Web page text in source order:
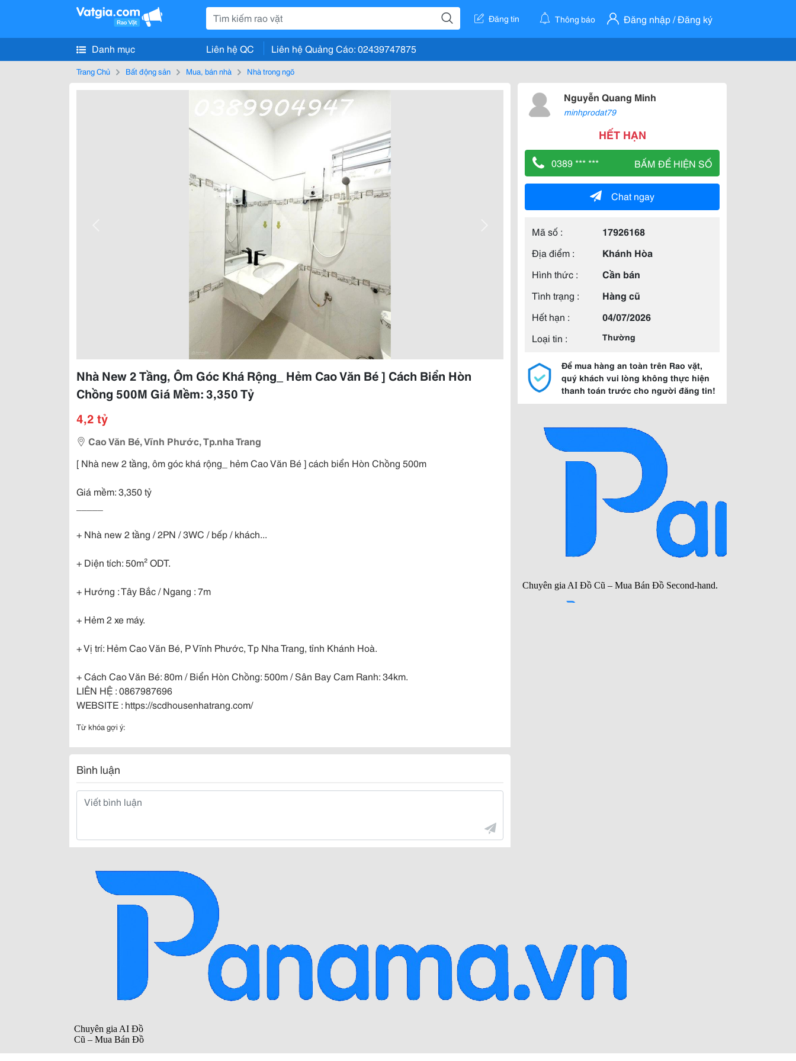
Đăng tin Thông báo Đăng nhập / Đăng ký
Danh mục Liên hệ QC Liên hệ Quảng Cáo: 02439747875
Trang Chủ Bất động sản Mua, bán nhà Nhà trong ngõ
Nhà New 2 Tầng, Ôm Góc Khá Rộng_ Hẻm Cao Văn Bé ] Cách Biển Hòn
Chồng 500M Giá Mềm: 3,350 Tỷ
4,2 tỷ
Cao Văn Bé, Vĩnh Phước, Tp.nha Trang
[ Nhà new 2 tầng, ôm góc khá rộng_ hẻm Cao Văn Bé ] cách biển Hòn Chồng 500m
Giá mềm: 3,350 tỷ
+ Nhà new 2 tầng / 2PN / 3WC / bếp / khách...
+ Diện tích: 50m² ODT.
+ Hướng : Tây Bắc / Ngang : 7m
+ Hẻm 2 xe máy.
+ Vị trí: Hẻm Cao Văn Bé, P Vĩnh Phước, Tp Nha Trang, tỉnh Khánh Hoà.
+ Cách Cao Văn Bé: 80m / Biển Hòn Chồng: 500m / Sân Bay Cam Ranh: 34km.
LIÊN HỆ : 0867987696
WEBSITE : https://scdhousenhatrang.com/
Từ khóa gợi ý:
Bình luận
Nguyễn Quang Minh
minhprodat79
HẾT HẠN
0389 *** *** BẤM ĐỂ HIỆN SỐ
Chat ngay
Mã số :
17926168
Địa điểm :
Khánh Hòa
Hình thức :
Cần bán
Tình trạng :
Hàng cũ
Hết hạn :
04/07/2026
Loại tin :
Thường
Để mua hàng an toàn trên Rao vặt,
quý khách vui lòng không thực hiện
thanh toán trước cho người đăng tin!